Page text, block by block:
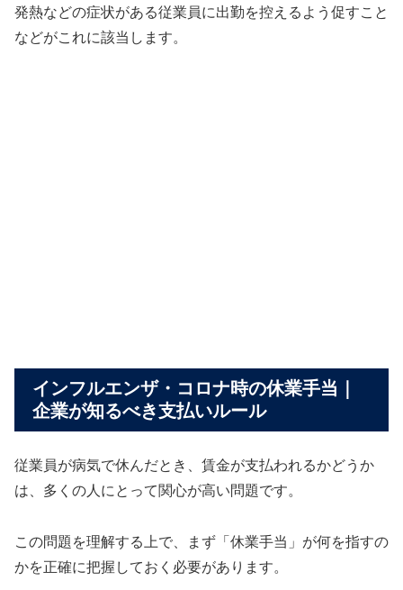
発熱などの症状がある従業員に出勤を控えるよう促すこと
などがこれに該当します。
インフルエンザ・コロナ時の休業手当｜
企業が知るべき支払いルール
従業員が病気で休んだとき、賃金が支払われるかどうか
は、多くの人にとって関心が高い問題です。
この問題を理解する上で、まず「休業手当」が何を指すの
かを正確に把握しておく必要があります。